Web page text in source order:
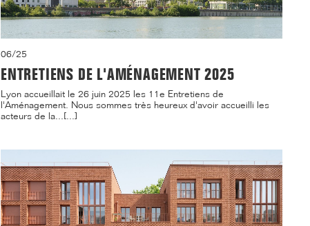
06/25
ENTRETIENS DE L'AMÉNAGEMENT 2025
Lyon accueillait le 26 juin 2025 les 11e Entretiens de
l'Aménagement. Nous sommes très heureux d'avoir accueilli les
acteurs de la...[...]